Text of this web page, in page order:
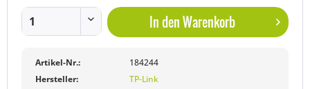
In denWarenkorb
Artikel-Nr.:
184244
Hersteller:
TP-Link